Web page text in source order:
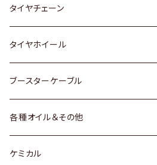
三菱
スバル
レクサス
マツダ
三菱
スバル
いすゞ
ダイハツ
マツダ
三菱
スバル
日産
ダイハツ
スバル
スズキ
日産
ダイハツ
マツダ
スズキ
日産
ダイハツ
マツダ
スバル
トヨタ
マツダ
タイヤチェーン
タイヤホイール
トヨタ
ホンダ
スズキ
ブースターケーブル
各種オイル＆その他
ディーデル洗浄添加剤
ケミカル